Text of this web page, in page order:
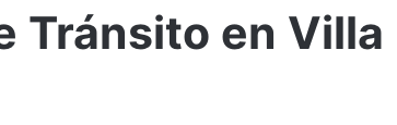
Tránsito en Villa